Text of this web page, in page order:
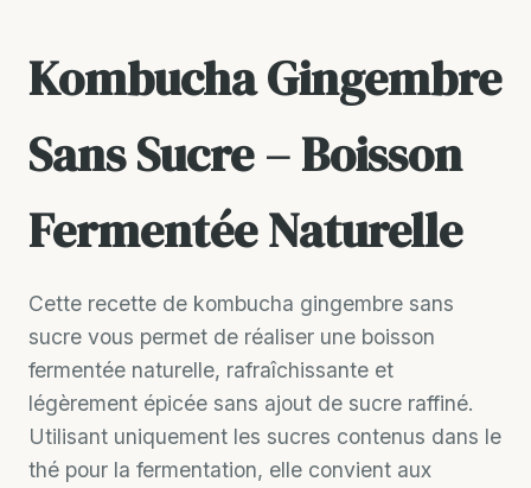
Kombucha Gingembre
Sans Sucre – Boisson
Fermentée Naturelle
Cette recette de kombucha gingembre sans
sucre vous permet de réaliser une boisson
fermentée naturelle, rafraîchissante et
légèrement épicée sans ajout de sucre raffiné.
Utilisant uniquement les sucres contenus dans le
thé pour la fermentation, elle convient aux